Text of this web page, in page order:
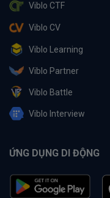
Viblo CTF
Viblo CV
Viblo Learning
Viblo Partner
Viblo Battle
Viblo Interview
ỨNG DỤNG DI ĐỘNG